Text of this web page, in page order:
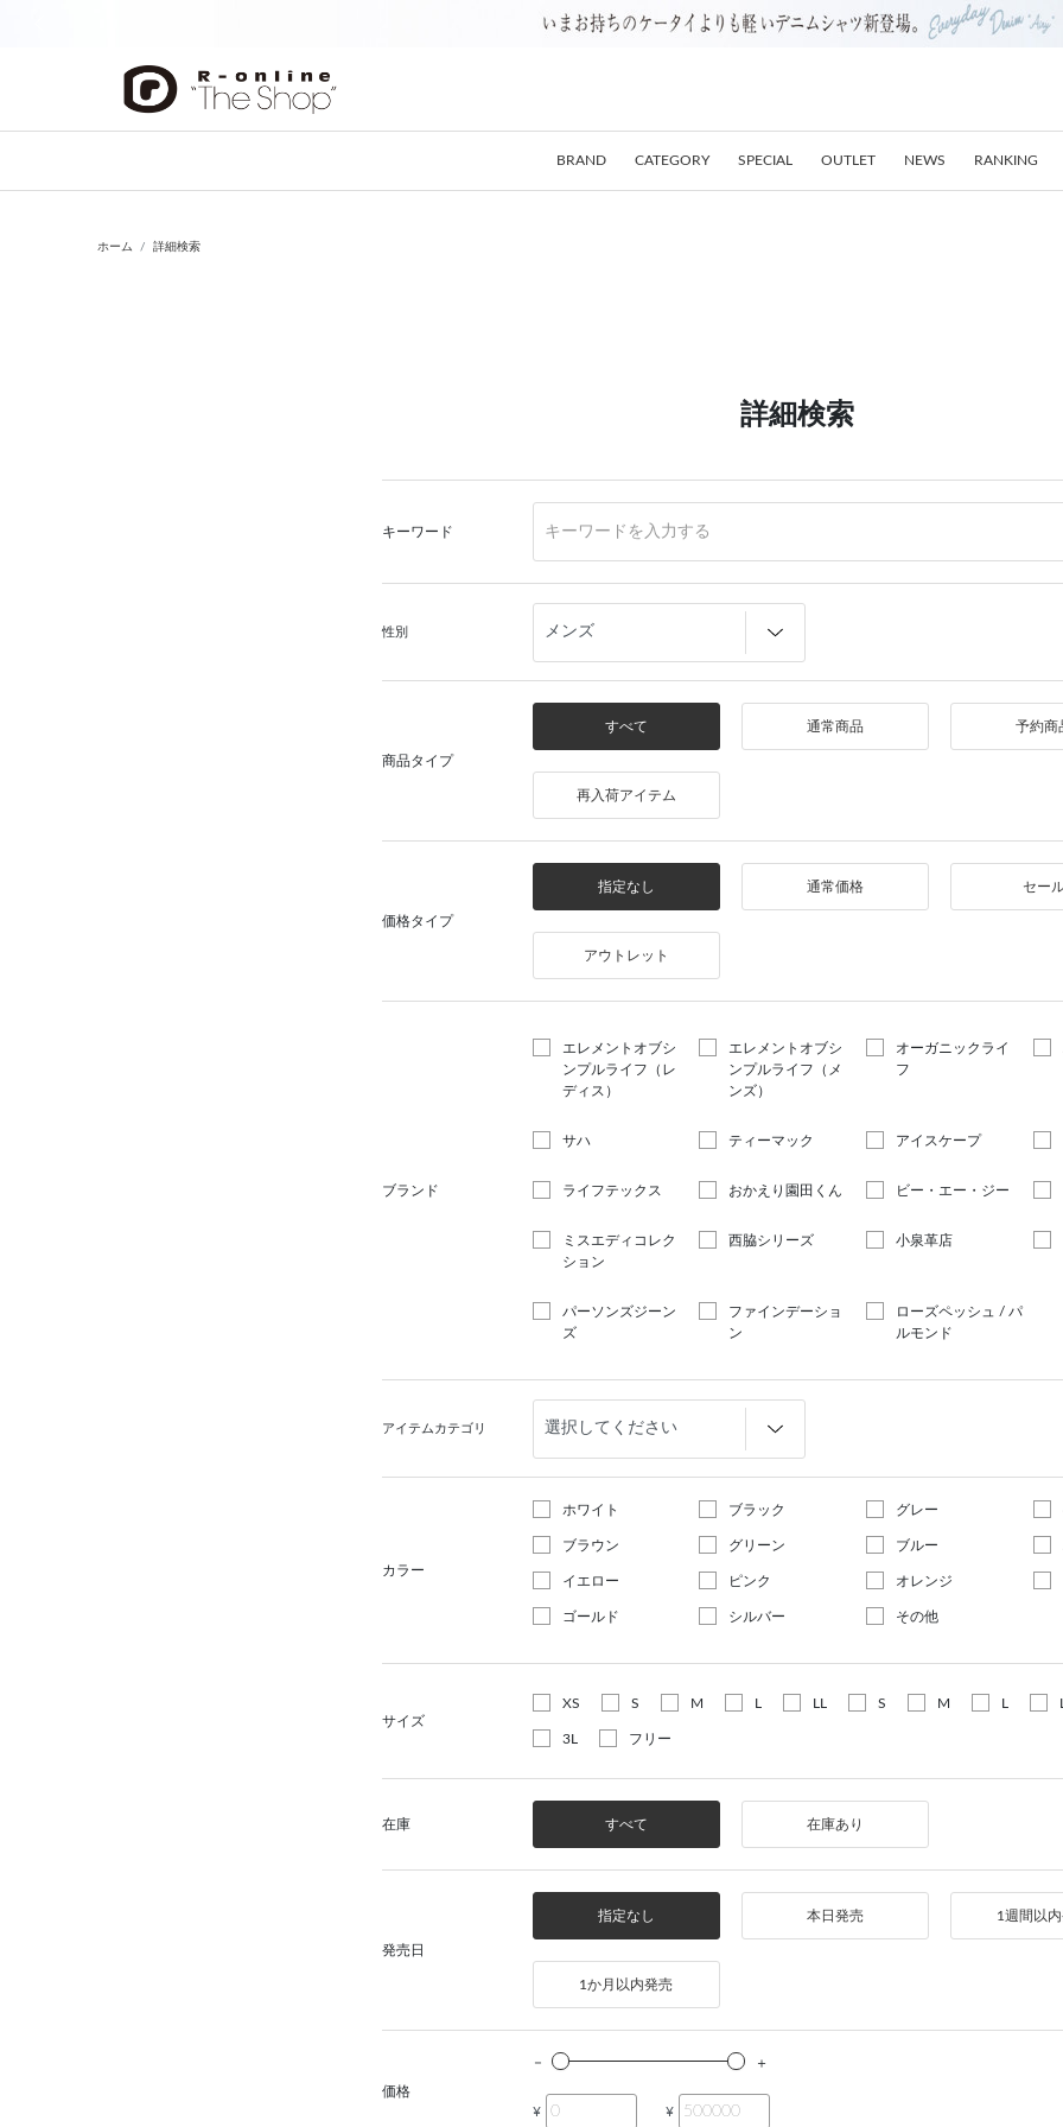
BRAND CATEGORY SPECIAL OUTLET NEWS RANKING
ホーム 詳細検索
詳細検索
キーワード
性別
商品タイプ
すべて 通常商品 予約商
再入荷アイテム
価格タイプ
指定なし 通常価格 セー
アウトレット
ブランド
エレメントオブシ
ンプルライフ（レ
ディス）
エレメントオブシ
ンプルライフ（メ
ンズ）
オーガニックライ
フ
サハ ティーマック アイスケープ
ライフテックス おかえり園田くん ビー・エー・ジー
ミスエディコレク
ション
西脇シリーズ 小泉革店
パーソンズジーン
ズ
ファインデーショ
ン
ローズペッシュ / パ
ルモンド
アイテムカテゴリ
カラー
ホワイト ブラック グレー
ブラウン グリーン ブルー
イエロー ピンク オレンジ
ゴールド シルバー その他
サイズ
XS S M S M
3L フリー
在庫 すべて 在庫あり
発売日
指定なし 本日発売 1週間以
1か月以内発売
価格
¥
¥